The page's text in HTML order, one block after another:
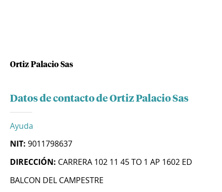
Ortiz Palacio Sas
Datos de contacto de Ortiz Palacio Sas
Ayuda
NIT: 9011798637
DIRECCIÓN: CARRERA 102 11 45 TO 1 AP 1602 ED
BALCON DEL CAMPESTRE